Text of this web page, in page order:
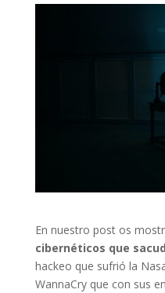
En nuestro post os
cibernéticos que
hackeo que sufrió la
WannaCry que con sus